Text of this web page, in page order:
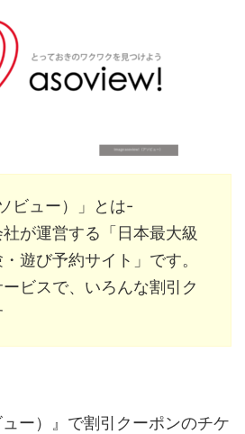
ビュー）」とは-
が運営する「日本最大級
遊び予約サイト」です。
ビスで、いろんな割引ク
ー）』で割引クーポンのチケ